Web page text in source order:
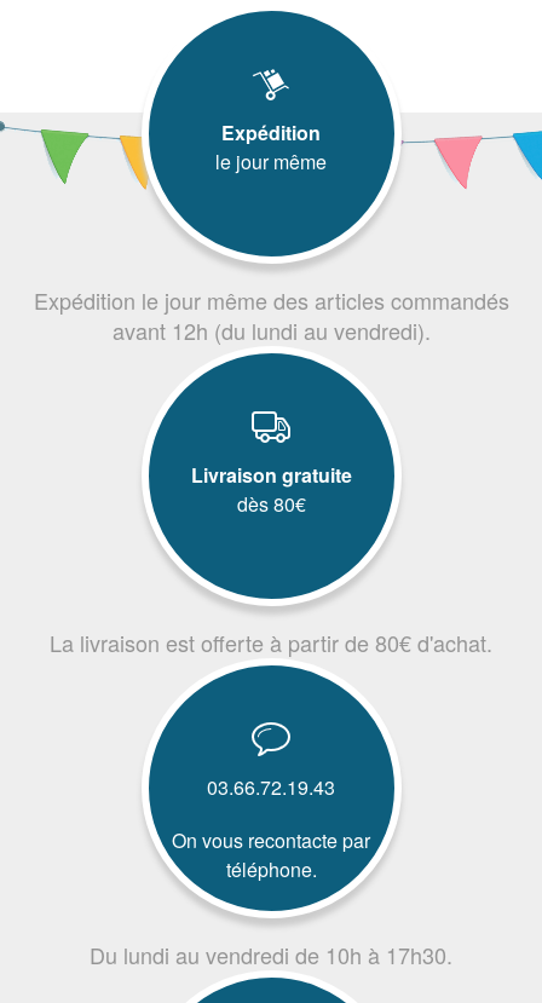
Expédition
le jour même
Expédition le jour même des articles commandés
avant 12h (du lundi au vendredi).
Livraison gratuite
dès 80€
La livraison est offerte à partir de 80€ d'achat.
03.66.72.19.43
On vous recontacte par
téléphone.
Du lundi au vendredi de 10h à 17h30.